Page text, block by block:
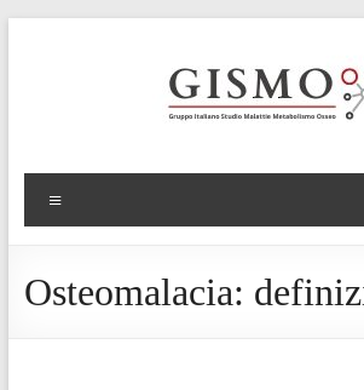
Osteomalacia: